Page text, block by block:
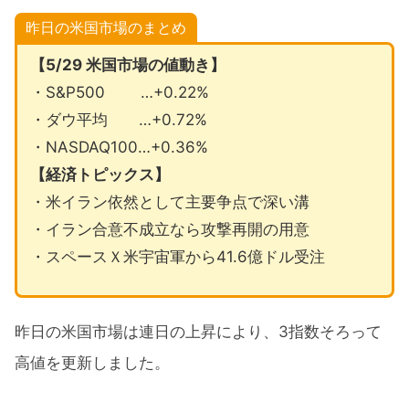
昨日の米国市場のまとめ
【5/29 米国市場の値動き】
・S&P500 …+0.22%
・ダウ平均 …+0.72%
・NASDAQ100…+0.36%
【経済トピックス】
・米イラン依然として主要争点で深い溝
・イラン合意不成立なら攻撃再開の用意
・スペースＸ米宇宙軍から41.6億ドル受注
昨日の米国市場は連日の上昇により、3指数そろって
高値を更新しました。